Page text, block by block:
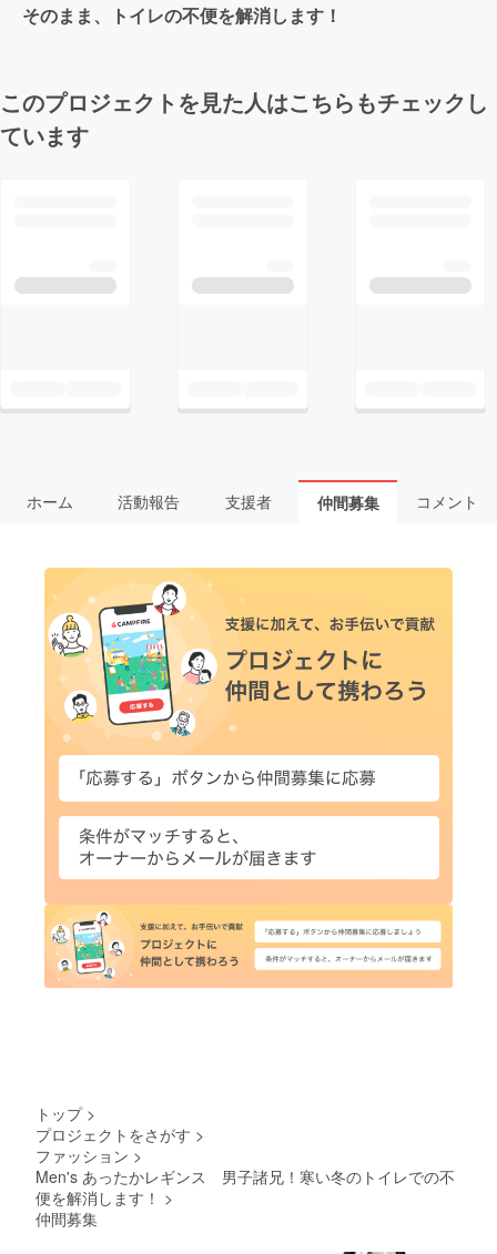
そのまま、トイレの不便を解消します！
このプロジェクトを見た人はこちらもチェックし
ています
ホーム 活動報告 支援者 仲間募集 コメント
トップ >
プロジェクトをさがす >
ファッション >
Men's あったかレギンス 男子諸兄！寒い冬のトイレでの不
便を解消します！ >
仲間募集